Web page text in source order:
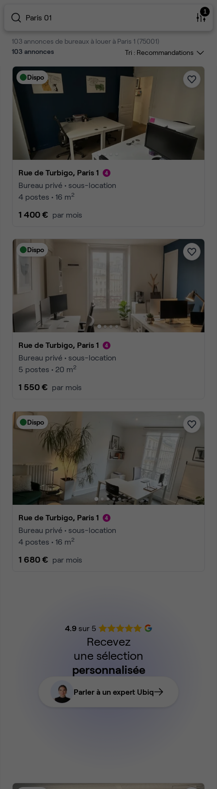
Paris 01
1
103 annonces de bureaux à louer à Paris 1 (75001)
103 annonces Tri :
Dispo
Rue de Turbigo, Paris 1
Bureau privé • sous-location
4 postes • 16 m2
1 400 € par mois
Dispo
Rue de Turbigo, Paris 1
Bureau privé • sous-location
5 postes • 20 m2
1 550 € par mois
Dispo
Rue de Turbigo, Paris 1
Bureau privé • sous-location
4 postes • 16 m2
1 680 € par mois
4.9sur 5
Recevez
une sélection
personnalisée
Parler à un expert Ubiq